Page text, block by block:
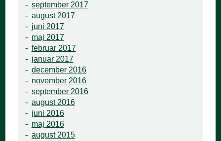
september 2017
august 2017
juni 2017
maj 2017
februar 2017
januar 2017
december 2016
november 2016
september 2016
august 2016
juni 2016
maj 2016
august 2015